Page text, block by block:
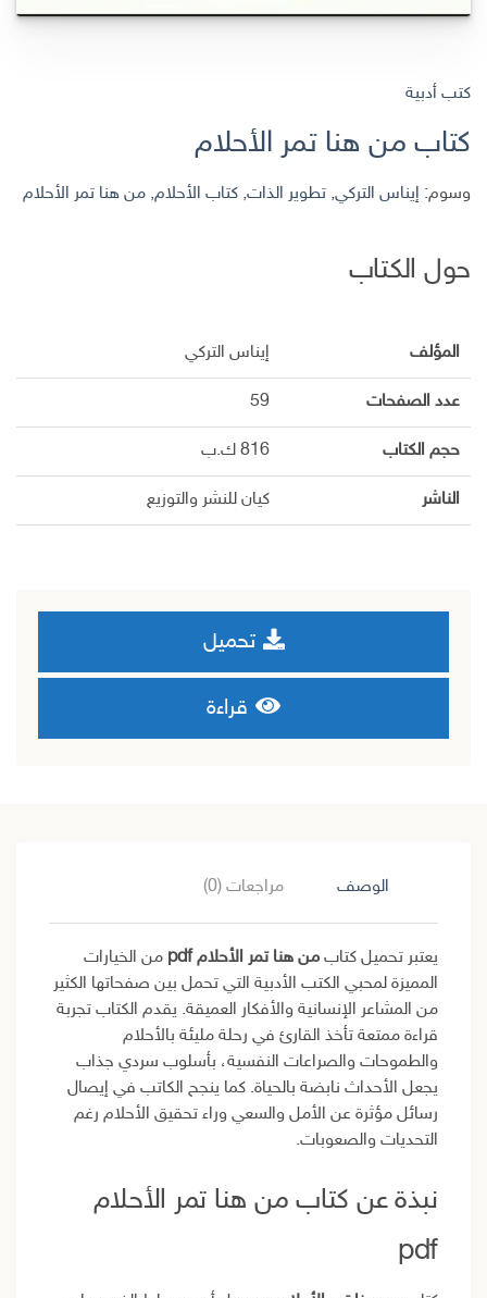
كتب أدبية
كتاب من هنا تمر الأحلام
وسوم: إيناس التركي, تطوير الذات, كتاب الأحلام, من هنا تمر الأحلام
حول الكتاب
المؤلف إيناس التركي
عدد الصفحات 59
حجم الكتاب 816 ك.ب
الناشر كيان للنشر والتوزيع
تحميل
قراءة
الوصف مراجعات (0)
يعتبر تحميل كتاب من هنا تمر الأحلام pdf
من الخيارات
المميزة لمحبي الكتب الأدبية التي تحمل بين صفحاتها الكثير
من المشاعر الإنسانية والأفكار العميقة. يقدم الكتاب تجربة
قراءة ممتعة تأخذ القارئ في رحلة مليئة بالأحلام
والطموحات والصراعات النفسية، بأسلوب سردي جذاب
يجعل الأحداث نابضة بالحياة. كما ينجح الكاتب في إيصال
رسائل مؤثرة عن الأمل والسعي وراء تحقيق الأحلام رغم
التحديات والصعوبات.
نبذة عن كتاب من هنا تمر الأحلام
pdf